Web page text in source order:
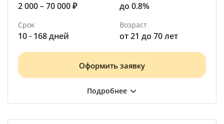
2 000 – 70 000 ₽ до 0.8%
Срок
10 - 168 дней
Возраст
от 21 до 70 лет
Оформить заявку